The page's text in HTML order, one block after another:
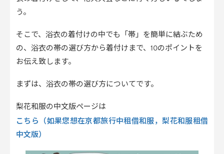
う。
そこで、浴衣の着付けの中でも「帯」を簡単に結ぶため
の、浴衣の帯の選び方から着付けまで、10のポイントを
お伝え致します。
まずは、浴衣の帯の選び方についてです。
梨花和服の中文版ページは
こちら（如果您想在京都旅行中租借和服，梨花和服租借
中文版）